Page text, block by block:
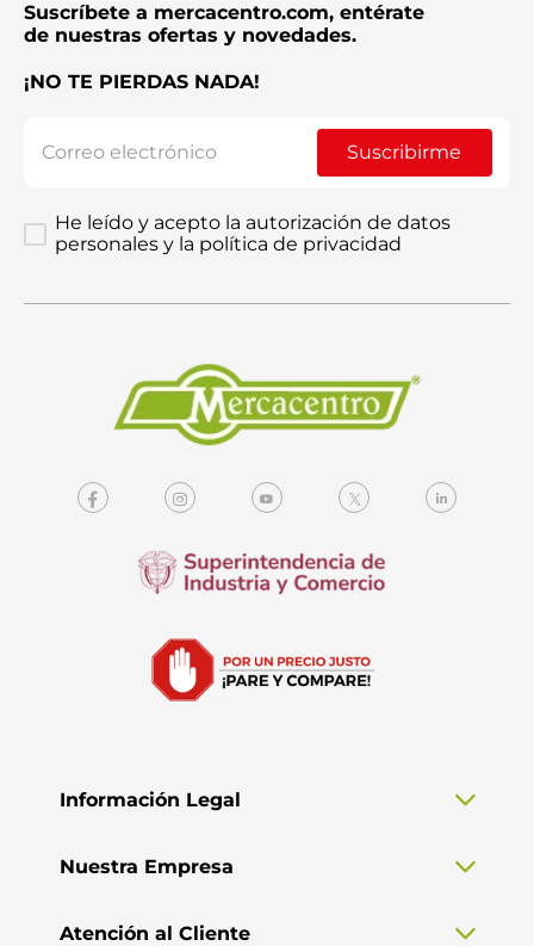
Suscríbete a mercacentro.com, entérate
de nuestras ofertas y novedades.
¡NO TE PIERDAS NADA!
Suscribirme
He leído y acepto la autorización de datos
personales y la política de privacidad
Información Legal
Nuestra Empresa
Atención al Cliente